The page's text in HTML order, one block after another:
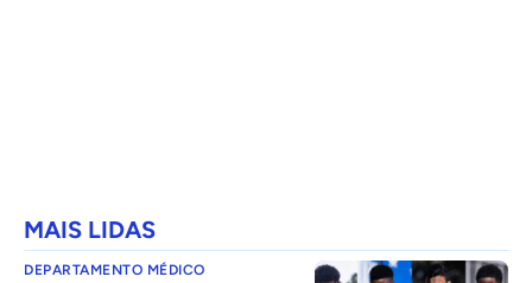
MAIS LIDAS
DEPARTAMENTO MÉDICO